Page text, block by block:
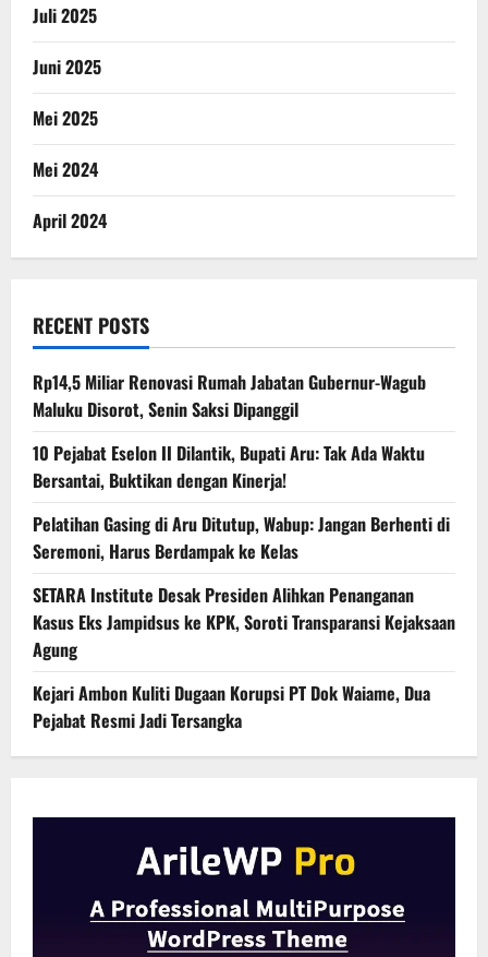
Juli 2025
Juni 2025
Mei 2025
Mei 2024
April 2024
RECENT POSTS
Rp14,5 Miliar Renovasi Rumah Jabatan Gubernur-Wagub
Maluku Disorot, Senin Saksi Dipanggil
10 Pejabat Eselon II Dilantik, Bupati Aru: Tak Ada Waktu
Bersantai, Buktikan dengan Kinerja!
Pelatihan Gasing di Aru Ditutup, Wabup: Jangan Berhenti di
Seremoni, Harus Berdampak ke Kelas
SETARA Institute Desak Presiden Alihkan Penanganan
Kasus Eks Jampidsus ke KPK, Soroti Transparansi Kejaksaan
Agung
Kejari Ambon Kuliti Dugaan Korupsi PT Dok Waiame, Dua
Pejabat Resmi Jadi Tersangka